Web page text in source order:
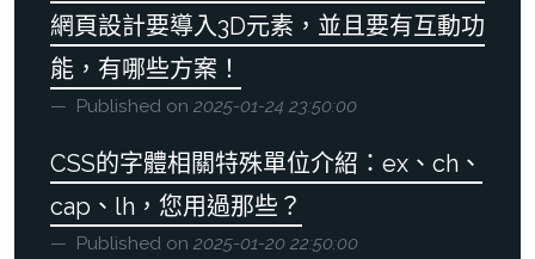
網頁設計要導入3D元素，並且要有互動功
能，有哪些方案！
Published on 2025-01-24 23:50:00
CSS的字體相關特殊單位介紹：ex、ch、
cap、lh，您用過那些？
Published on 2025-01-20 22:50:00